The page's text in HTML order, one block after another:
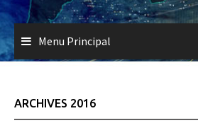
Menu Principal
ARCHIVES 2016